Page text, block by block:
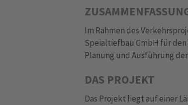
Im Rahmen des
Speialtiefbau GmbH für den
Planung und Ausführung
DAS PROJEKT
Das Projekt liegt auf einer